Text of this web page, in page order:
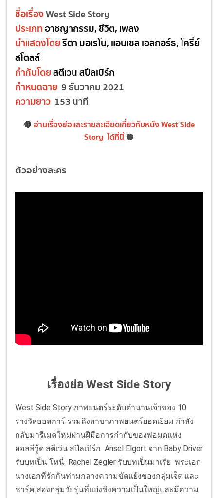
ชื่อเรื่องWest Side Story
ประเภทอาชญากรรม, ชีวิต, เพลง
นำแสดงโดยรีตา มอเรโน, แอนเซล เอลกอร์ธ, โครี่ย์
สโตลล์
กำกับโดยสตีเวน สปีลเบิร์ก
กำหนดฉาย 9 ธันวาคม 2021
ความยาว 153 นาที
🔴 อ่านเรื่องย่อและรายละเอียดเกี่ยวกับหนัง West Side
Story ได้ที่นี่ 🔴
ตัวอย่างละคร
เรื่องย่อ West Side Story
West Side Story ภาพยนตร์ระดับตำนานเจ้าของ 10
รางวัลออสการ์ รวมถึงสาขาภาพยนตร์ยอดเยี่ยม กำลัง
กลับมารีเมคใหม่ผ่านฝีมือการกำกับของพ่อมดแห่ง
ฮอลลีวู้ด สตีเว่น สปีลเบิร์ก Ansel Elgort จาก Baby Driver
รับบทเป็น โทนี่ Rachel Zegler รับบทเป็นมาเรีย พระเอก
นางเอกที่รักกันท่ามกลางความขัดแย้งของกลุ่มเจ็ต และ
ชาร์ค สองกลุ่มวัยรุ่นที่แย่งชิงความเป็นใหญ่และมีความ